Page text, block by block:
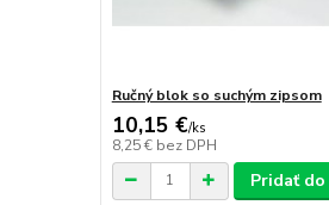
Ručný blok so suchým zipsom
10,15 €/ks
8,25 € bez DPH
Pridať